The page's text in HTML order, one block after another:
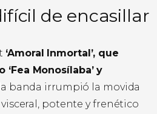
de encasillar
‘Amoral Inmortal’, que
Monosílaba’ y
la banda irrumpió la movida
potente y frenético